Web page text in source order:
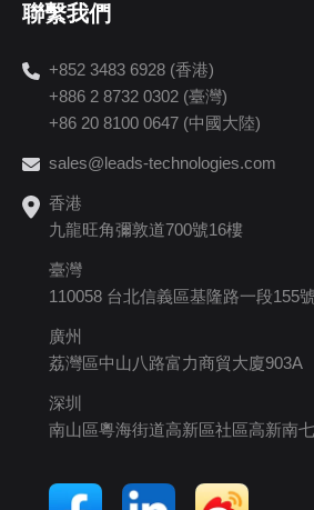
聯繫我們
+852 3483 6928 (香港)
+886 2 8732 0302 (臺灣)
+86 20 8100 0647 (中國大陸)
sales@leads-technologies.com
香港
九龍旺角彌敦道700號16樓
臺灣
110058 台北信義區基隆路一段155
廣州
荔灣區中山八路富力商貿大廈903A
深圳
南山區粵海街道高新區社區高新南